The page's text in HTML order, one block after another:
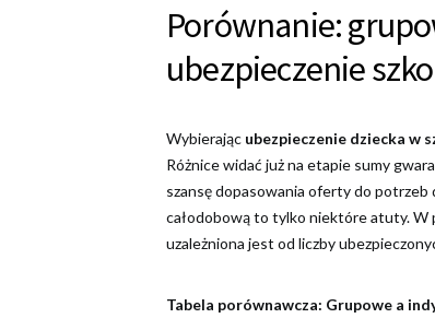
Porównanie:
ubezpieczenie
Wybierając ubezpieczenie dziecka w
Różnice widać już na etapie sumy
szansę dopasowania oferty do potrzeb
całodobową to tylko niektóre atuty. W
uzależniona jest od liczby
Tabela porównawcza: Grupowe a